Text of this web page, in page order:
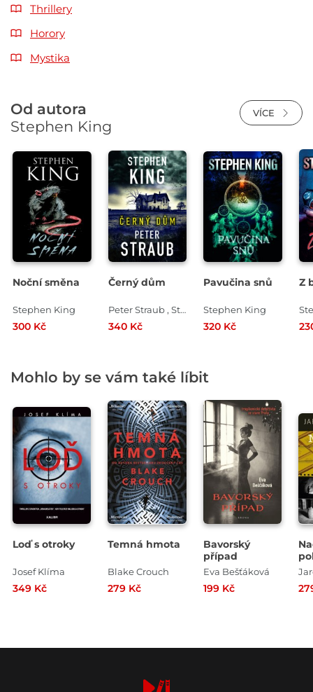
Thrillery
Horory
Mystika
Od autora
Stephen King
VÍCE
Noční směna
Stephen King
300 Kč
Černý dům
Peter Straub , Stephen King
340 Kč
Pavučina snů
Stephen King
320 Kč
Z
Mohlo by se vám také líbit
Loď s otroky
Josef Klíma
349 Kč
Temná hmota
Blake Crouch
279 Kč
Bavorský
případ
Eva Bešťáková
199 Kč